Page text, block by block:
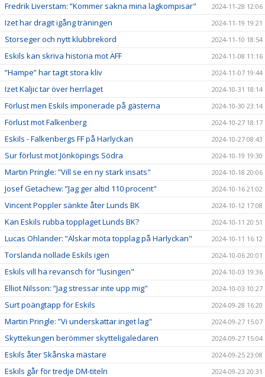
Fredrik Liverstam: ”Kommer sakna mina lagkompisar" 2024-11-28 12:06
Izet har dragit igång träningen 2024-11-19 19:21
Storseger och nytt klubbrekord 2024-11-10 18:54
Eskils kan skriva historia mot ÄFF 2024-11-08 11:16
”Hampe” har tagit stora kliv 2024-11-07 19:44
Izet Kaljic tar över herrlaget 2024-10-31 18:14
Förlust men Eskils imponerade på gästerna 2024-10-30 23:14
Förlust mot Falkenberg 2024-10-27 18:17
Eskils - Falkenbergs FF på Harlyckan 2024-10-27 08:43
Sur förlust mot Jönköpings Södra 2024-10-19 19:30
Martin Pringle: ”Vill se en ny stark insats" 2024-10-18 20:06
Josef Getachew: ”Jag ger altid 110 procent" 2024-10-16 21:02
Vincent Poppler sänkte åter Lunds BK 2024-10-12 17:08
Kan Eskils rubba topplaget Lunds BK? 2024-10-11 20:51
Lucas Ohlander: ”Älskar möta topplag på Harlyckan" 2024-10-11 16:12
Torslanda nollade Eskils igen 2024-10-06 20:01
Eskils vill ha revansch för ”lusingen" 2024-10-03 19:36
Elliot Nilsson: ”Jag stressar inte upp mig" 2024-10-03 10:27
Surt poängtapp för Eskils 2024-09-28 16:20
Martin Pringle: ”Vi underskattar inget lag" 2024-09-27 15:07
Skyttekungen berömmer skytteligaledaren 2024-09-27 15:04
Eskils åter Skånska mästare 2024-09-25 23:08
Eskils går för tredje DM-titeln 2024-09-23 20:31